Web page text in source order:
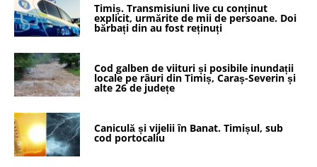
Timiș. Transmisiuni live cu conținut
explicit, urmărite de mii de persoane. Doi
bărbați din au fost reținuți
Cod galben de viituri și posibile inundații
locale pe râuri din Timiș, Caraș-Severin și
alte 26 de județe
Caniculă și vijelii în Banat. Timișul, sub
cod portocaliu